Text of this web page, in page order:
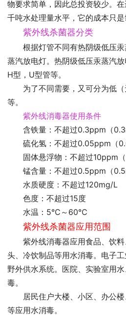
物要求简单，因此总投资较少。
千吨水处理量水平，它的成本只是
紫外线杀菌器分类
根据灯管不同有热阴级低压汞
蒸汽放电灯。热阴级低压汞蒸汽
H型，U型管等。
为了不同需要，又可分为低（
等。
紫外线消毒器使用条件
含铁量：不超过0.3ppm（
硫化氢：不超过0.05ppm（
固体悬浮物：不超过10ppm（
锰含量：不超过0.5ppm（
水质硬度：不超过120mg/L
色度：不超过15度
水温：5℃～60℃
紫外线杀菌器应用范围
紫外线消毒器应用食品、饮料
头、冷饮制品等用水消毒。电子工
野外供水系统。医院、实验室用
毒。
居民住户大楼、小区、办公楼
等应用水消毒。